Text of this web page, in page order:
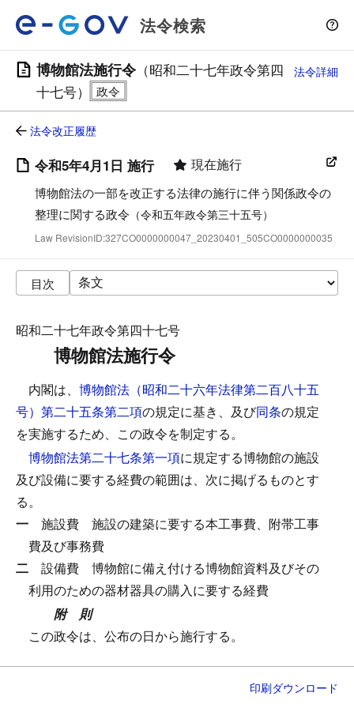
法令検索
博物館法施行令（昭和二十七年政令第四
十七号）
法令詳細
法令改正履歴
令和5年4月1日 施行 現在施行
博物館法の一部を改正する法律の施行に伴う関係政令の
整理に関する政令 （令和五年政令第三十五号）
Law RevisionID:327CO0000000047_20230401_505CO0000000035
目次
昭和二十七年政令第四十七号
博物館法施行令
内閣は、 博物館法（昭和二十六年法律第二百八十五
号）第二十五条第二項の規定に基き、及び同条の規定
を実施するため、この政令を制定する。
博物館法第二十七条第一項に規定する博物館の施設
及び設備に要する経費の範囲は、次に掲げるものとす
る。
一 施設費
施設の建築に要する本工事費、附帯工事
費及び事務費
二 設備費
博物館に備え付ける博物館資料及びその
利用のための器材器具の購入に要する経費
附 則
この政令は、公布の日から施行する。
印刷ダウンロード